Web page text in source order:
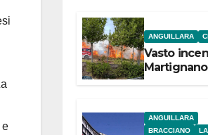
e
e
ANGUILLARA
Vasto
Martignano
ANGUILLARA
BRACCIANO